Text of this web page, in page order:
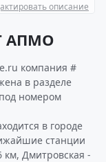
описание
АПМО
компания #
в разделе
номером
в городе
станции
км, Дмитровская -